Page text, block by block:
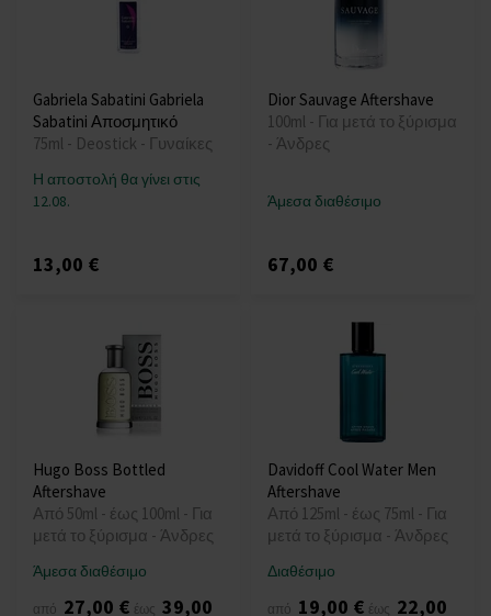
Gabriela Sabatini Gabriela
Sabatini Αποσμητικό
75ml - Deostick - Γυναίκες
Η αποστολή θα γίνει στις
12.08.
13,00 €
Dior Sauvage Aftershave
100ml - Για μετά το ξύρισμα
- Άνδρες
Άμεσα διαθέσιμο
67,00 €
Hugo Boss Bottled
Aftershave
Από 50ml - έως 100ml - Για
μετά το ξύρισμα - Άνδρες
Άμεσα διαθέσιμο
από 27,00 € έως 39,00
Davidoff Cool Water Men
Aftershave
Από 125ml - έως 75ml - Για
μετά το ξύρισμα - Άνδρες
Διαθέσιμο
από 19,00 € έως 22,00